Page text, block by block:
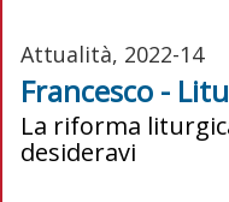
Attualità, 2022-14
Francesco -
La riforma
desideravi